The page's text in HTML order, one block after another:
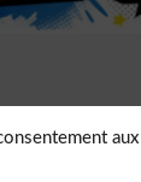
aux